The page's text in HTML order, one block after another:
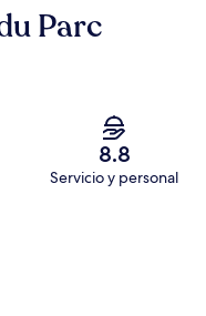
Parc
8.8
Servicio y personal